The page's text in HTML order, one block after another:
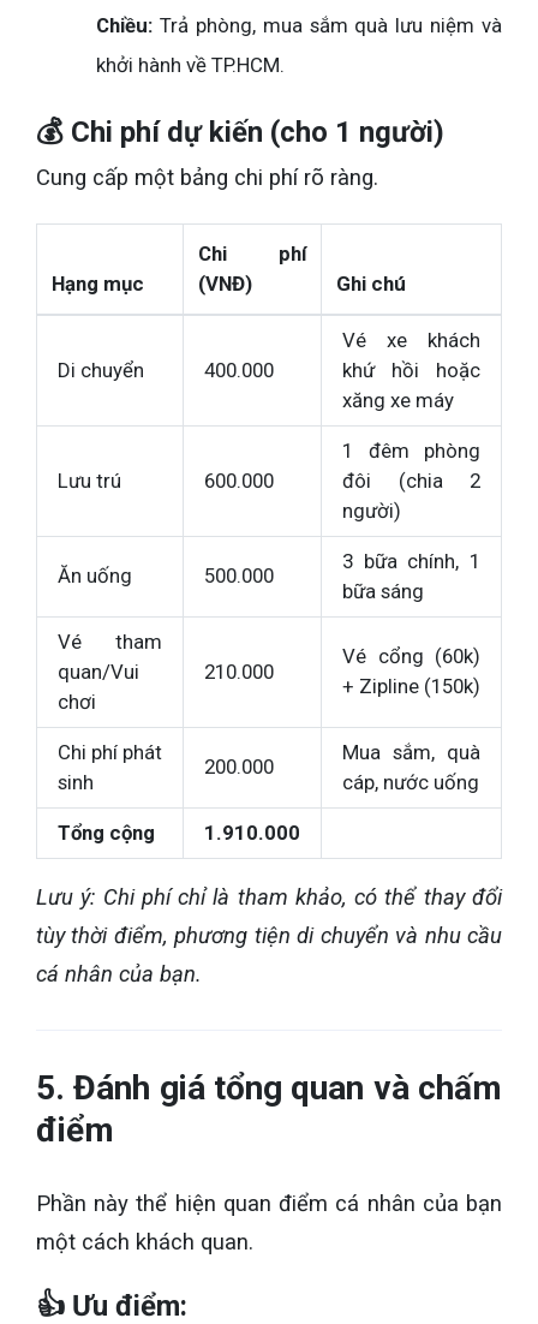
Chiều: Trả phòng, mua sắm quà lưu niệm và
khởi hành về TP.HCM.
💰 Chi phí dự kiến (cho 1 người)
Cung cấp một bảng chi phí rõ ràng.
Hạng mục
Chi phí
(VNĐ)
Ghi chú
Di chuyển 400.000
Vé xe khách
khứ hồi hoặc
xăng xe máy
Lưu trú 600.000
1 đêm phòng
đôi (chia 2
người)
Ăn uống 500.000
3 bữa chính, 1
bữa sáng
Vé tham
quan/Vui
chơi
210.000
Vé cổng (60k)
+ Zipline (150k)
Chi phí phát
sinh
200.000
Mua sắm, quà
cáp, nước uống
Tổng cộng 1.910.000
Lưu ý: Chi phí chỉ là tham khảo, có thể thay đổi
tùy thời điểm, phương tiện di chuyển và nhu cầu
cá nhân của bạn.
5. Đánh giá tổng quan và chấm
điểm
Phần này thể hiện quan điểm cá nhân của bạn
một cách khách quan.
👍 Ưu điểm: